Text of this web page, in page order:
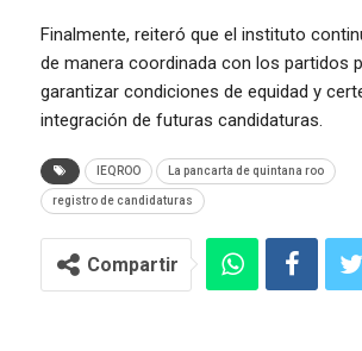
Finalmente, reiteró que el instituto
de manera coordinada con los partidos
garantizar condiciones de equidad y
integración de futuras candidaturas.
IEQROO La pancarta de quintana roo
registro de candidaturas
Compartir